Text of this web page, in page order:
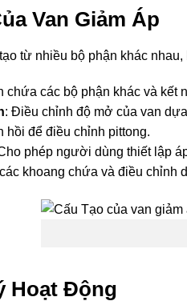
Van Giảm Áp
từ nhiều bộ phận khác nhau,
chứa các bộ phận khác và kết
: Điều chỉnh độ mở của van
hồi để điều chỉnh pittong.
phép người dùng thiết lập
khoang chứa và điều chỉnh
Hoạt Động